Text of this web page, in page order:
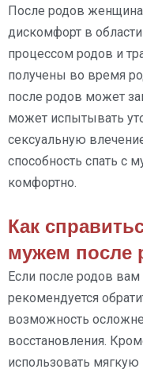
После родов
дискомфорт в
процессом родов и
получены во время
после родов может
может испытывать
сексуальную
способность спать с
комфортно.
Как
мужем после
Если после родов
рекомендуется
возможность
восстановления.
использовать